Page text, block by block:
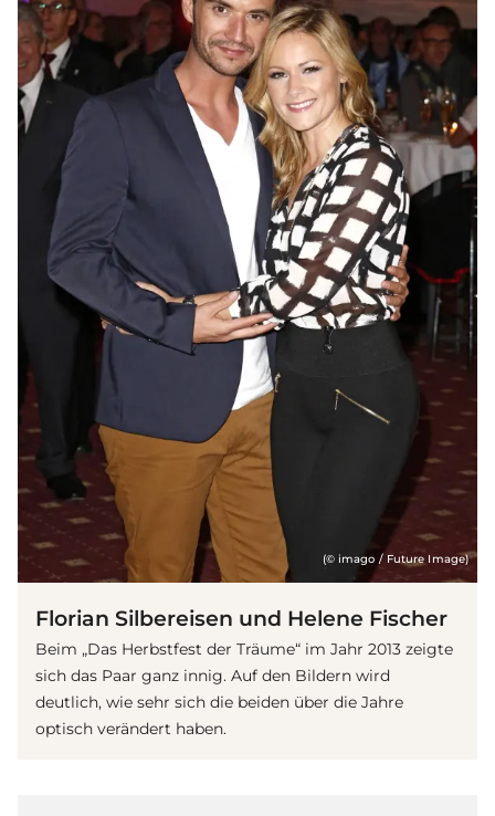
(© imago / Future Image)
Florian Silbereisen und Helene Fischer
Beim „Das Herbstfest der Träume“ im Jahr 2013 zeigte
sich das Paar ganz innig. Auf den Bildern wird
deutlich, wie sehr sich die beiden über die Jahre
optisch verändert haben.